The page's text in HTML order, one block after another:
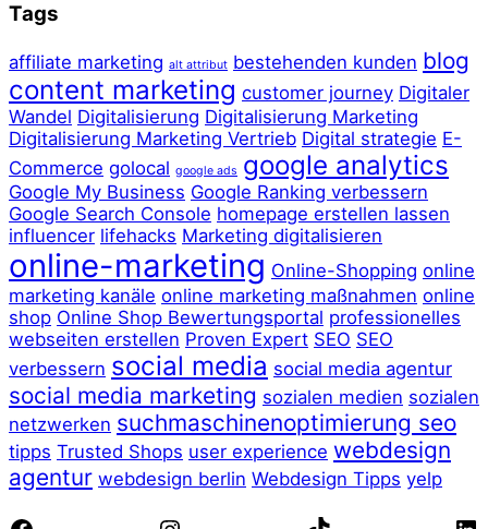
Tags
affiliate marketing alt attribut bestehenden kunden blog
content marketing customer journey Digitaler
Wandel Digitalisierung Digitalisierung Marketing
Digitalisierung Marketing Vertrieb Digital strategie E-
Commerce golocal google ads google analytics
Google My Business Google Ranking verbessern
Google Search Console homepage erstellen lassen
influencer lifehacks Marketing digitalisieren
online-marketing Online-Shopping online
marketing kanäle online marketing maßnahmen online
shop Online Shop Bewertungsportal professionelles
webseiten erstellen Proven Expert SEO SEO
verbessern social media social media agentur
social media marketing sozialen medien sozialen
netzwerken suchmaschinenoptimierung seo
tipps Trusted Shops user experience webdesign
agentur webdesign berlin Webdesign Tipps yelp